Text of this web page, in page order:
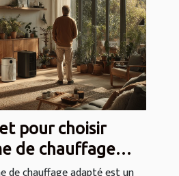
pour choisir
de chauffage